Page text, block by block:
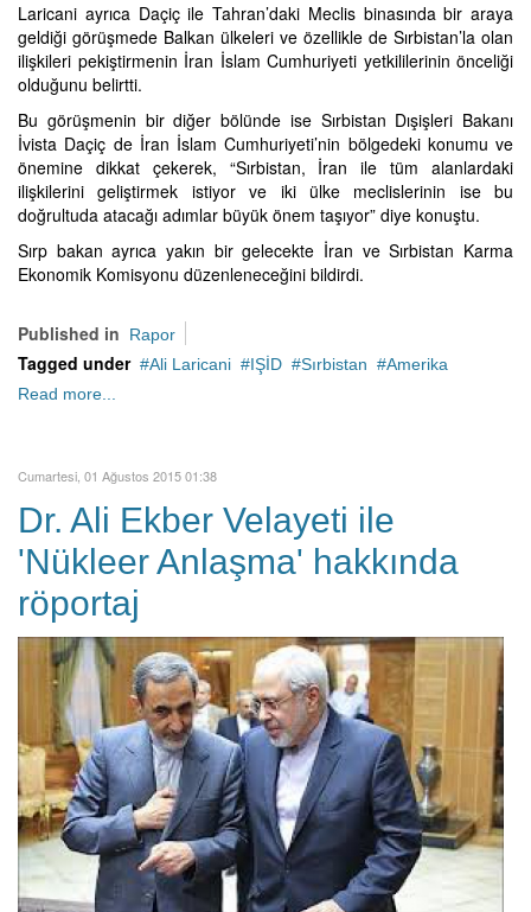
Laricani ayrıca Daçiç ile Tahran’daki Meclis binasında bir araya
geldiği görüşmede Balkan ülkeleri ve özellikle de Sırbistan’la olan
ilişkileri pekiştirmenin İran İslam Cumhuriyeti yetkililerinin önceliği
olduğunu belirtti.
Bu görüşmenin bir diğer bölünde ise Sırbistan Dışişleri Bakanı
İvista Daçiç de İran İslam Cumhuriyeti’nin bölgedeki konumu ve
önemine dikkat çekerek, “Sırbistan, İran ile tüm alanlardaki
ilişkilerini geliştirmek istiyor ve iki ülke meclislerinin ise bu
doğrultuda atacağı adımlar büyük önem taşıyor” diye konuştu.
Sırp bakan ayrıca yakın bir gelecekte İran ve Sırbistan Karma
Ekonomik Komisyonu düzenleneceğini bildirdi.
Published in Rapor
Tagged under Ali Laricani IŞİD Sırbistan
Amerika
Read more...
Cumartesi, 01 Ağustos 2015 01:38
Dr. Ali Ekber Velayeti ile
'Nükleer Anlaşma' hakkında
röportaj